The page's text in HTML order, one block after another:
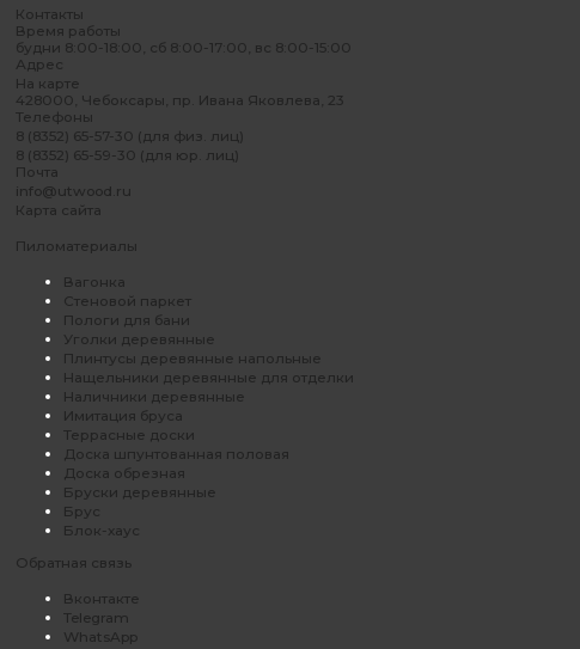
Контакты
Время работы
будни 8:00-18:00, сб 8:00-17:00, вс 8:00-15:00
Адрес
На карте
428000, Чебоксары, пр. Ивана Яковлева, 23
Телефоны
8 (8352) 65-57-30 (для физ. лиц)
8 (8352) 65-59-30 (для юр. лиц)
Почта
info@utwood.ru
Карта сайта
Пиломатериалы
Вагонка
Стеновой паркет
Пологи для бани
Уголки деревянные
Плинтусы деревянные напольные
Нащельники деревянные для отделки
Наличники деревянные
Имитация бруса
Террасные доски
Доска шпунтованная половая
Доска обрезная
Бруски деревянные
Брус
Блок-хаус
Обратная связь
Вконтакте
Telegram
WhatsApp